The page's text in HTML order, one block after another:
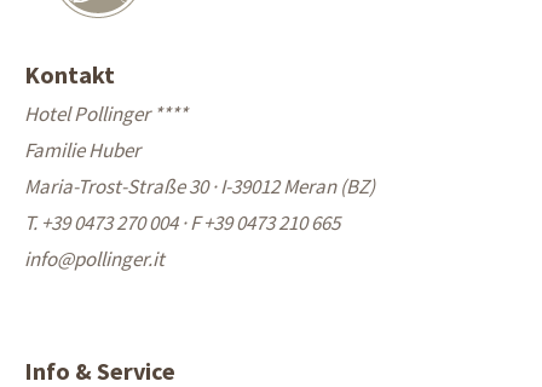
Kontakt
Hotel Pollinger ****
Familie Huber
Maria-Trost-Straße 30 · I-39012 Meran (BZ)
T. +39 0473 270 004·F +39 0473 210 665
info@pollinger.it
Info & Service